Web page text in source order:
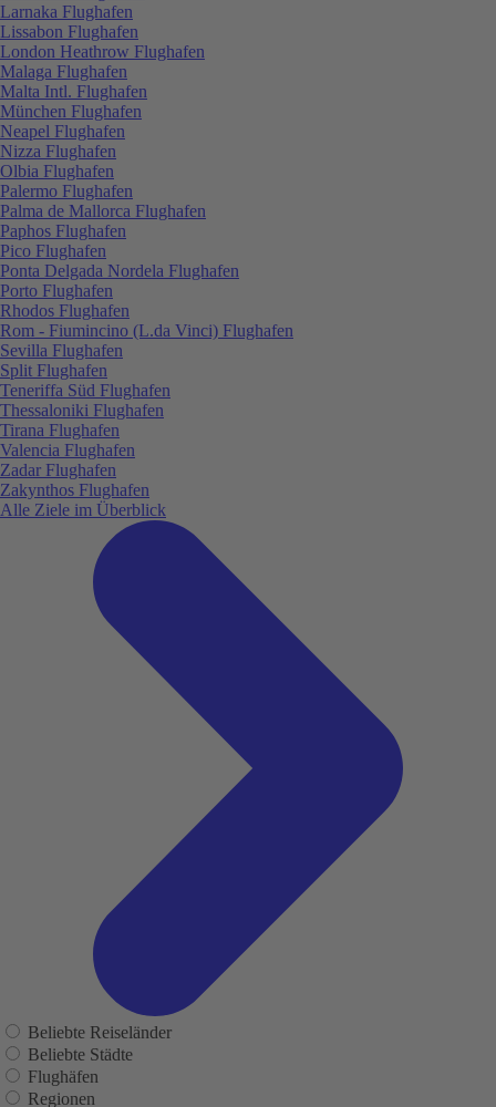
Larnaka Flughafen
Lissabon Flughafen
London Heathrow Flughafen
Malaga Flughafen
Malta Intl. Flughafen
München Flughafen
Neapel Flughafen
Nizza Flughafen
Olbia Flughafen
Palermo Flughafen
Palma de Mallorca Flughafen
Paphos Flughafen
Pico Flughafen
Ponta Delgada Nordela Flughafen
Porto Flughafen
Rhodos Flughafen
Rom - Fiumincino (L.da Vinci) Flughafen
Sevilla Flughafen
Split Flughafen
Teneriffa Süd Flughafen
Thessaloniki Flughafen
Tirana Flughafen
Valencia Flughafen
Zadar Flughafen
Zakynthos Flughafen
Alle Ziele im Überblick
Beliebte Reiseländer
Beliebte Städte
Flughäfen
Regionen